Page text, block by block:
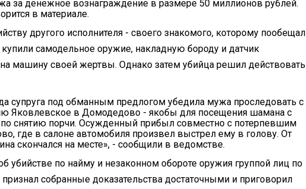
за денежное вознаграждение в размере 50 миллионов рублей.
в материале.
другого исполнителя - своего знакомого, которому пообещал
самодельное оружие, накладную бороду и датчик
машину своей жертвы. Однако затем убийца решил действовать
супруга под обманным предлогом убедила мужа проследовать с
Яковлевское в Домодедово - якобы для посещения шамана с
снятию порчи. Осужденный прибыл совместно с потерпевшим
где в салоне автомобиля произвел выстрел ему в голову. От
скончался на месте», - сообщили в ведомстве.
убийстве по найму и незаконном обороте оружия группой лиц по
собранные доказательства достаточными и приговорил